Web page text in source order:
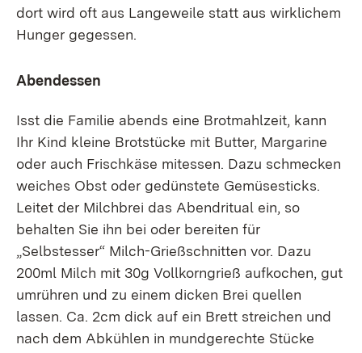
dort wird oft aus Langeweile statt aus wirklichem
Hunger gegessen.
Abendessen
Isst die Familie abends eine Brotmahlzeit, kann
Ihr Kind kleine Brotstücke mit Butter, Margarine
oder auch Frischkäse mitessen. Dazu schmecken
weiches Obst oder gedünstete Gemüsesticks.
Leitet der Milchbrei das Abendritual ein, so
behalten Sie ihn bei oder bereiten für
„Selbstesser“ Milch-Grießschnitten vor. Dazu
200ml Milch mit 30g Vollkorngrieß aufkochen, gut
umrühren und zu einem dicken Brei quellen
lassen. Ca. 2cm dick auf ein Brett streichen und
nach dem Abkühlen in mundgerechte Stücke